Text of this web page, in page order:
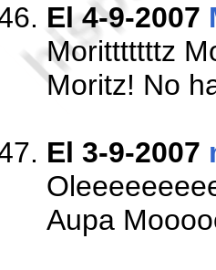
El 4-9-2007
Moritttttttz
Moritz! No
El 3-9-2007
Aupa